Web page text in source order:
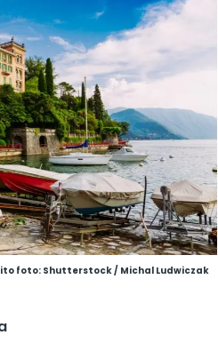
foto: Shutterstock / Michal Ludwiczak